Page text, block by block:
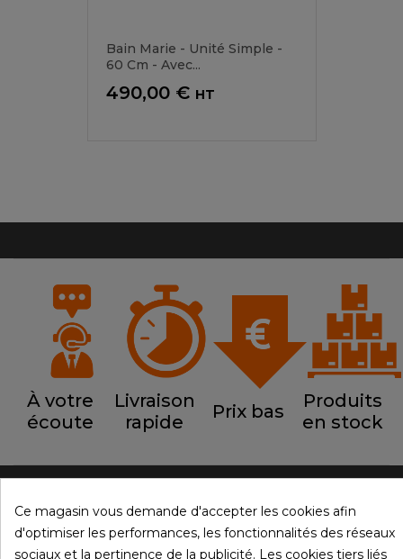
Bain Marie - Unité Simple -
60 Cm - Avec...
Prix
490,00 € HT
À votre
écoute
Livraison
rapide
Prix bas
Produits
en stock
PRODUITS
Ce magasin vous demande d'accepter les cookies afin
d'optimiser les performances, les fonctionnalités des réseaux
sociaux et la pertinence de la publicité. Les cookies tiers liés